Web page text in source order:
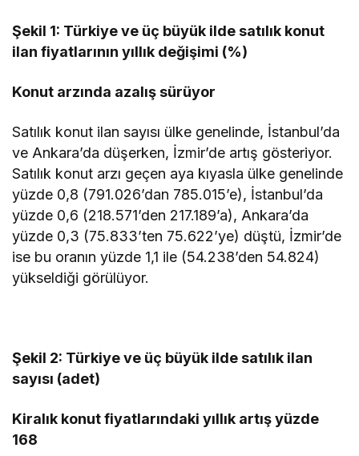
Şekil 1: Türkiye ve üç büyük ilde satılık konut
ilan fiyatlarının yıllık değişimi (%)
Konut arzında azalış sürüyor
Satılık konut ilan sayısı ülke genelinde, İstanbul’da
ve Ankara’da düşerken, İzmir’de artış gösteriyor.
Satılık konut arzı geçen aya kıyasla ülke genelinde
yüzde 0,8 (791.026’dan 785.015’e), İstanbul’da
yüzde 0,6 (218.571’den 217.189’a), Ankara’da
yüzde 0,3 (75.833’ten 75.622’ye) düştü, İzmir’de
ise bu oranın yüzde 1,1 ile (54.238’den 54.824)
yükseldiği görülüyor.
Şekil 2: Türkiye ve üç büyük ilde satılık ilan
sayısı (adet)
Kiralık konut fiyatlarındaki yıllık artış yüzde
168